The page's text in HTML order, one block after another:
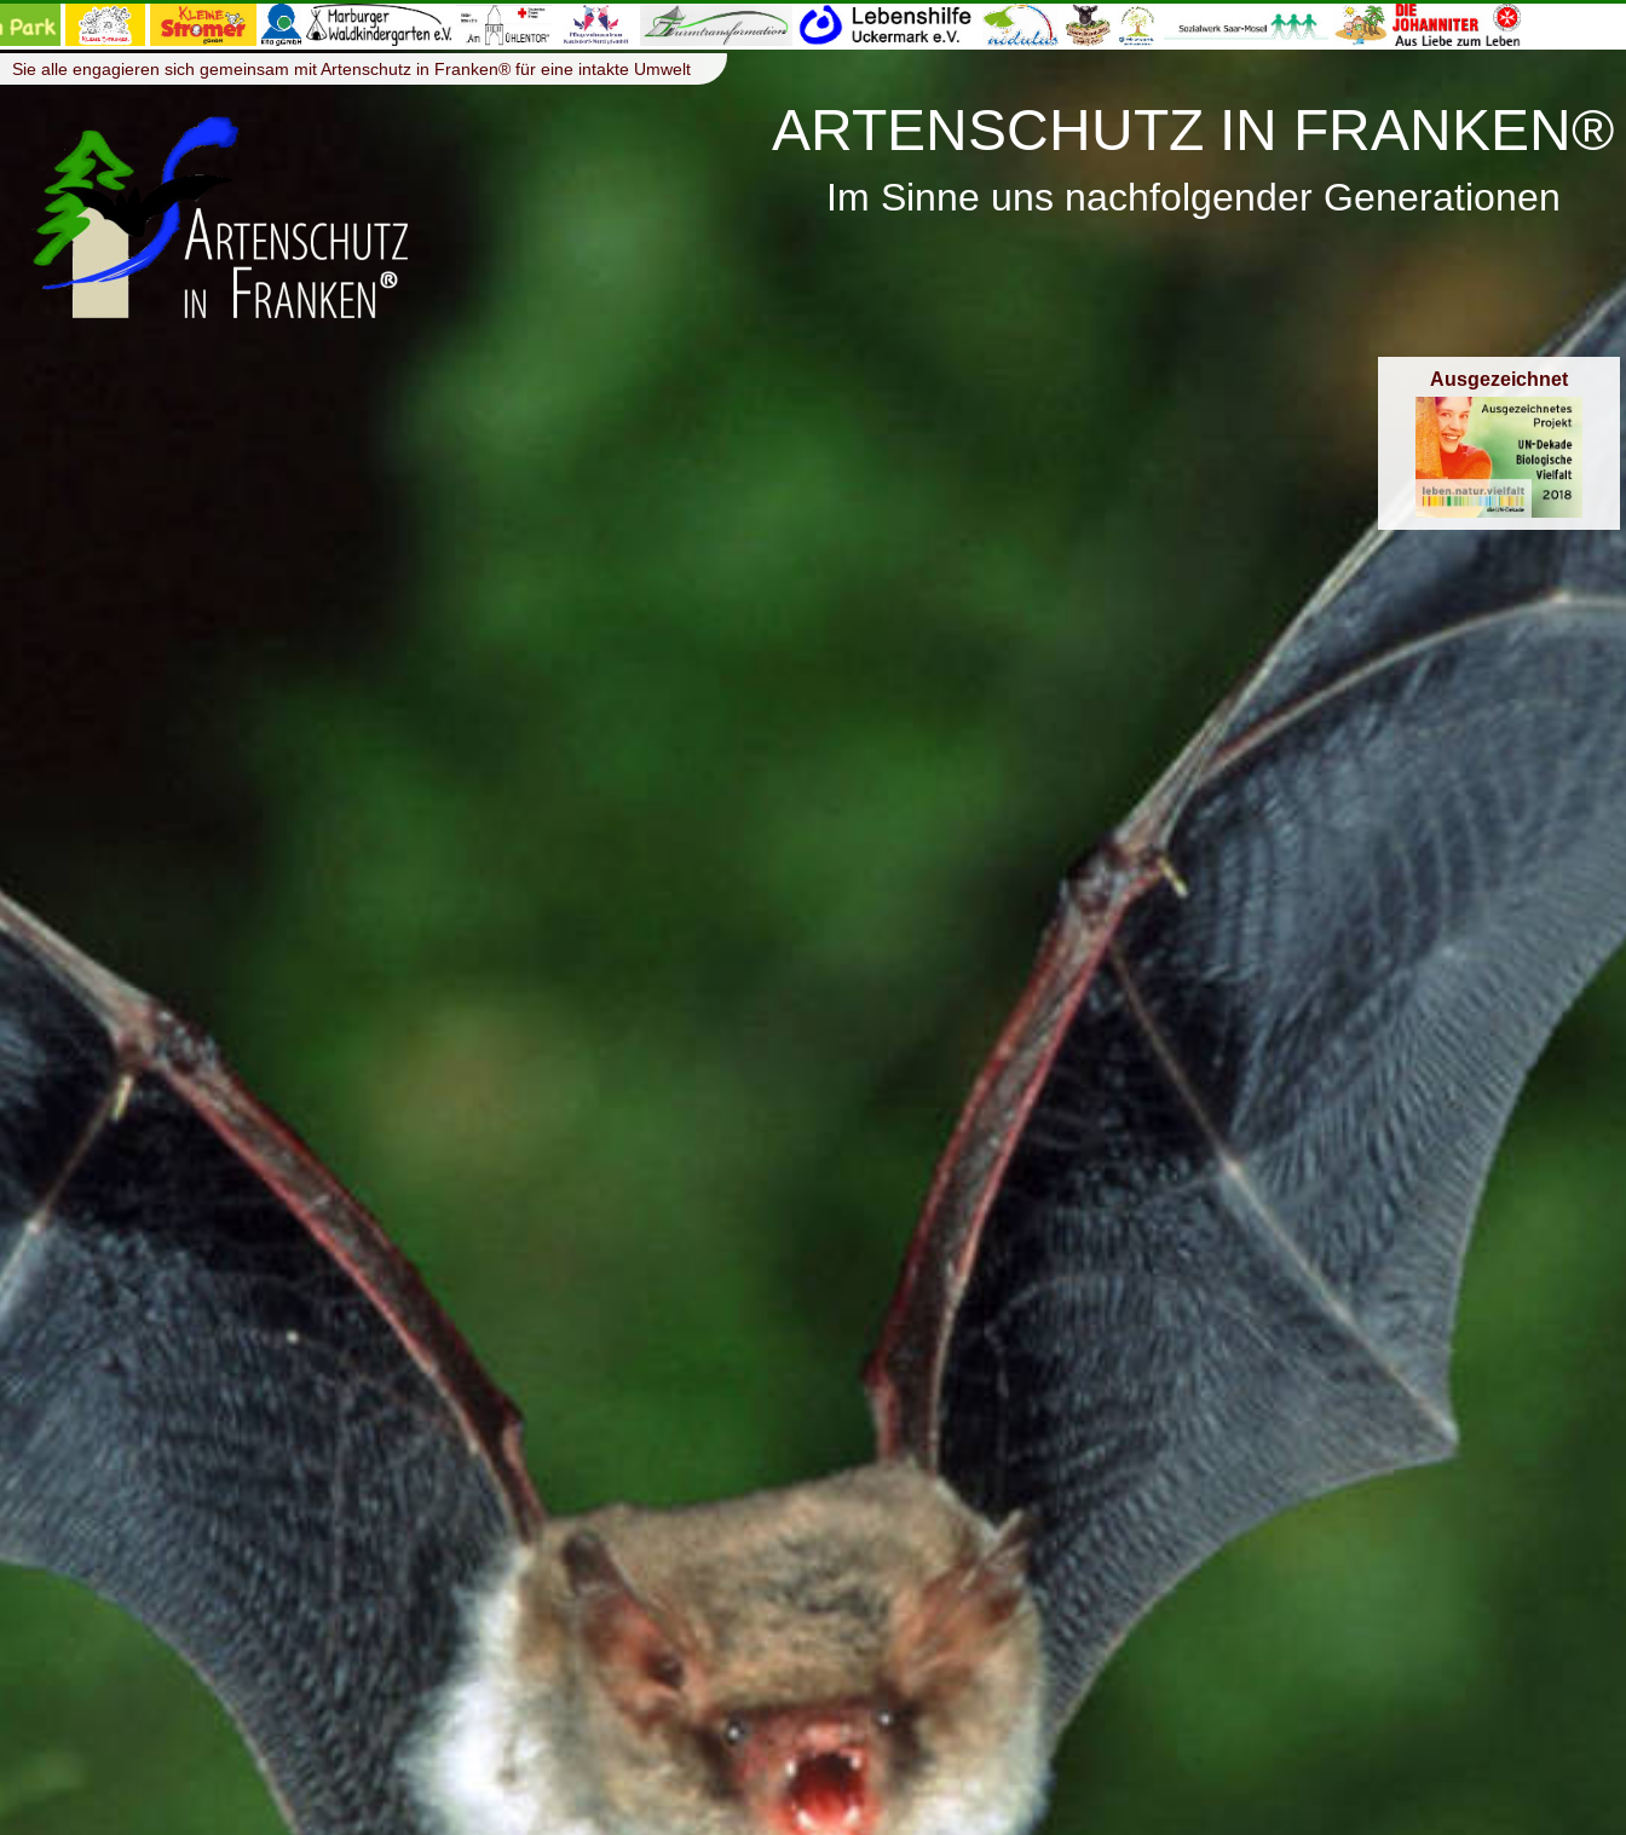
Menü
Sie alle engagieren sich gemeinsam mit Artenschutz in Franken® für eine intakte Umwelt
ARTENSCHUTZ IN FRANKEN®
Im Sinne uns nachfolgender Generationen
Ausgezeichnet